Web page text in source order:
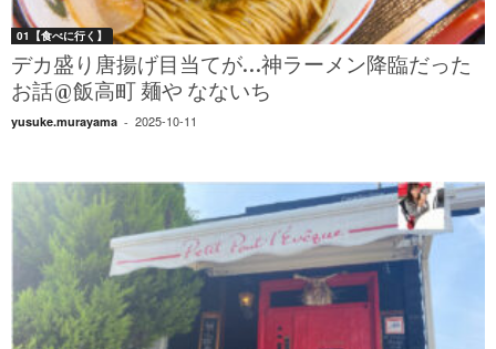
01【食べに行く】
デカ盛り唐揚げ目当てが…神ラーメン降臨だった
お話@飯高町 麺や なないち
yusuke.murayama - 2025-10-11